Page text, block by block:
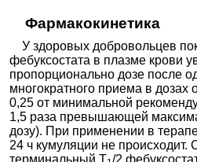
Фармакокинетика
У здоровых добровольцев
фебуксостата в плазме крови
пропорционально дозе после
многократного приема в дозах
0,25 от минимальной
1,5 раза превышающей
дозу). При применении в
24 ч кумуляции не